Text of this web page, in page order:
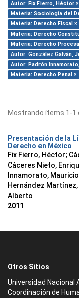
Autor: Fix Fierro, Héctor ×
Materia: Sociología del
Materia: Derecho Fiscal ×
Materia: Derecho
Materia: Derecho
Autor: González Galván,
Autor: Padrón
Materia: Derecho Penal ×
Mostrando ítems 1-1
Presentación de la
Derecho en México
Fix Fierro, Héctor;
Cáceres Nieto,
Innamorato, Mauricio
Hernández
Alberto
2011
Otros Sitios
Universidad Nacional
Coordinación de